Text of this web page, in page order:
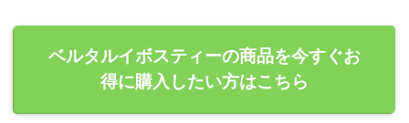
ベルタルイボスティーの商品を今すぐお
得に購入したい方はこちら